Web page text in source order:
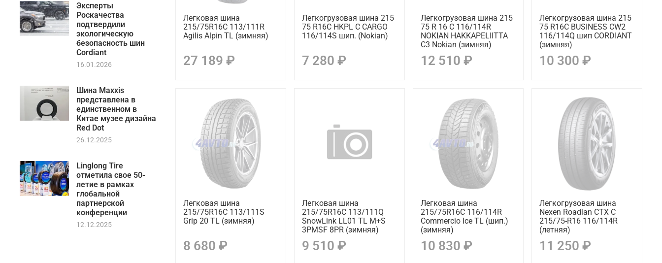
Легковая шина
215/75R16C 113/111R
Agilis Alpin TL (зимняя)
27 189 ₽
Легкогрузовая шина 215
75 R16C HKPL C CARGO
116/114S шип. (Nokian)
7 280 ₽
Легкогрузовая шина 215
75 R 16 C 116/114R
NOKIAN HAKKAPELIITTA
C3 Nokian (зимняя)
12 510 ₽
Легкогрузовая шина 215
75 R16С BUSINESS CW2
116/114Q шип CORDIANT
(зимняя)
10 300 ₽
Легковая шина
215/75R16C 113/111S
Grip 20 TL (зимняя)
8 680 ₽
Легковая шина
215/75R16C 113/111Q
SnowLink LL01 TL M+S
3PMSF 8PR (зимняя)
9 510 ₽
Легковая шина
215/75R16C 116/114R
Commercio Ice TL (шип.)
(зимняя)
10 830 ₽
Легкогрузовая шина
Nexen Roadian CTX C
215/75-R16 116/114R
(летняя)
11 250 ₽
Эксперты
Роскачества
подтвердили
экологическую
безопасность шин
Cordiant
16.01.2026
Шина Maxxis
представлена в
единственном в
Китае музее дизайна
Red Dot
26.12.2025
Linglong Tire
отметила свое 50-
летие в рамках
глобальной
партнерской
конференции
12.12.2025